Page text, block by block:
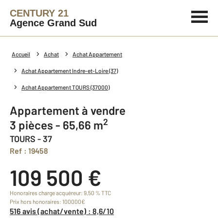
CENTURY 21
Agence Grand Sud
Accueil Achat Achat Appartement
Achat Appartement Indre-et-Loire (37)
Achat Appartement TOURS (37000)
Appartement à vendre
3 pièces - 65,66 m2
TOURS - 37
Ref : 19458
109 500 €
Honoraires charge acquéreur: 9,50 % TTC
Prix hors honoraires: 100000€
516 avis (achat/vente) : 8,6/10